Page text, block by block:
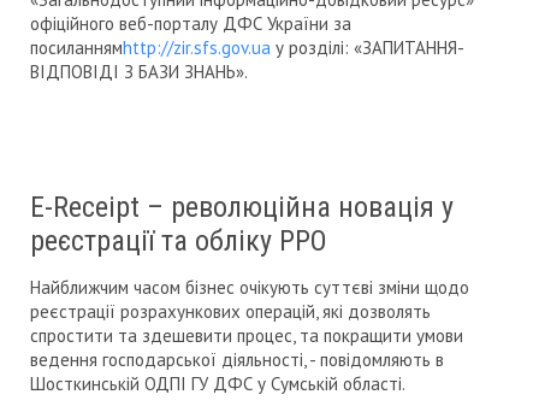
офіційного веб-порталу ДФС України за
посиланнямhttp://zir.sfs.gov.ua у розділі: «ЗАПИТАННЯ-
ВІДПОВІДІ З БАЗИ ЗНАНЬ».
Е-Receipt – революційна новація у
реєстрації та обліку РРО
Найближчим часом бізнес очікують суттєві зміни щодо
реєстрації розрахункових операцій, які дозволять
спростити та здешевити процес, та покращити умови
ведення господарської діяльності, - повідомляють в
Шосткинській ОДПІ ГУ ДФС у Сумській області.